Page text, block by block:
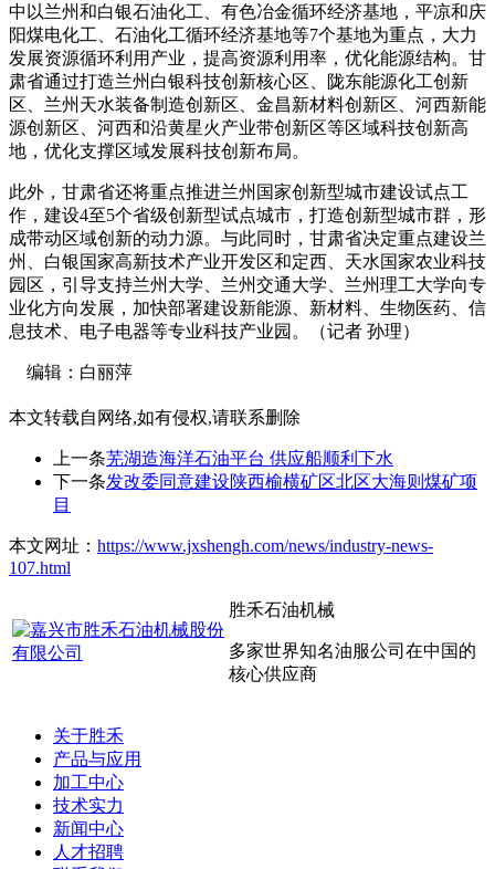
中以兰州和白银石油化工、有色冶金循环经济基地，平凉和庆
阳煤电化工、石油化工循环经济基地等7个基地为重点，大力
发展资源循环利用产业，提高资源利用率，优化能源结构。甘
肃省通过打造兰州白银科技创新核心区、陇东能源化工创新
区、兰州天水装备制造创新区、金昌新材料创新区、河西新能
源创新区、河西和沿黄星火产业带创新区等区域科技创新高
地，优化支撑区域发展科技创新布局。
此外，甘肃省还将重点推进兰州国家创新型城市建设试点工
作，建设4至5个省级创新型试点城市，打造创新型城市群，形
成带动区域创新的动力源。与此同时，甘肃省决定重点建设兰
州、白银国家高新技术产业开发区和定西、天水国家农业科技
园区，引导支持兰州大学、兰州交通大学、兰州理工大学向专
业化方向发展，加快部署建设新能源、新材料、生物医药、信
息技术、电子电器等专业科技产业园。（记者 孙理）
编辑：白丽萍
本文转载自网络,如有侵权,请联系删除
上一条芜湖造海洋石油平台 供应船顺利下水
下一条发改委同意建设陕西榆横矿区北区大海则煤矿项
目
本文网址： https://www.jxshengh.com/news/industry-news-
107.html
胜禾石油机械
多家世界知名油服公司在中国的
核心供应商
关于胜禾
产品与应用
加工中心
技术实力
新闻中心
人才招聘